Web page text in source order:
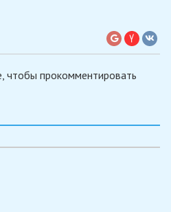
чтобы прокомментировать